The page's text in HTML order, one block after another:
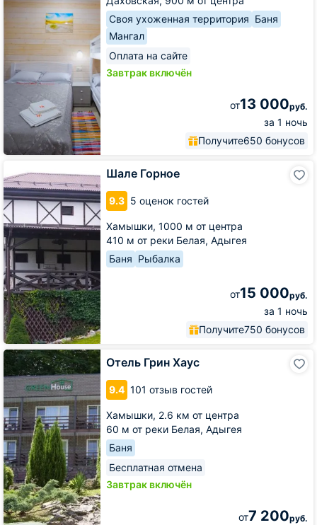
Своя ухоженная территория Баня
Мангал
Оплата на сайте
Завтрак включён
от13 000руб.
за 1 ночь
Получите650 бонусов
Шале Горное
9.3 5 оценок гостей
Хамышки, 1000 м от центра
410 м от реки Белая, Адыгея
Баня Рыбалка
от15 000руб.
за 1 ночь
Получите750 бонусов
Горное
Отель Грин Хаус
9.4 101 отзыв гостей
Хамышки, 2.6 км от центра
60 м от реки Белая, Адыгея
Баня
Бесплатная отмена
Завтрак включён
от7 200руб.
Отель
Грин
Хаус